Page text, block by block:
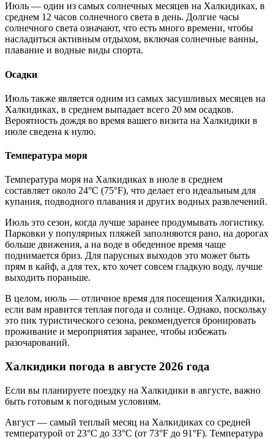
Июль — один из самых солнечных месяцев на Халкидиках, в
среднем 12 часов солнечного света в день. Долгие часы
солнечного света означают, что есть много времени, чтобы
насладиться активным отдыхом, включая солнечные ванны,
плавание и водные виды спорта.
Осадки
Июль также является одним из самых засушливых месяцев на
Халкидиках, в среднем выпадает всего 20 мм осадков.
Вероятность дождя во время вашего визита на Халкидики в
июле сведена к нулю.
Температура моря
Температура моря на Халкидиках в июле в среднем
составляет около 24°C (75°F), что делает его идеальным для
купания, подводного плавания и других водных развлечений.
Июль это сезон, когда лучше заранее продумывать логистику.
Парковки у популярных пляжей заполняются рано, на дорогах
больше движения, а на воде в обеденное время чаще
поднимается бриз. Для парусных выходов это может быть
прям в кайф, а для тех, кто хочет совсем гладкую воду, лучше
выходить пораньше.
В целом, июль — отличное время для посещения Халкидики,
если вам нравится теплая погода и солнце. Однако, поскольку
это пик туристического сезона, рекомендуется бронировать
проживание и мероприятия заранее, чтобы избежать
разочарований.
Халкидики погода в августе 2026 года
Если вы планируете поездку на Халкидики в августе, важно
быть готовым к погодным условиям.
Август — самый теплый месяц на Халкидиках со средней
температурой от 23°C до 33°C (от 73°F до 91°F). Температура